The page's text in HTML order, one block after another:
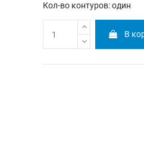
Кол-во контуров: один
В